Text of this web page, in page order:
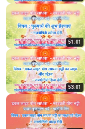
51:01
53:01